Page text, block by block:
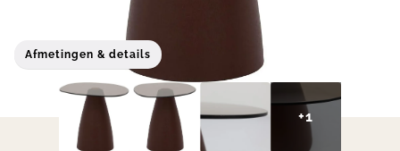
Afmetingen & details
+1